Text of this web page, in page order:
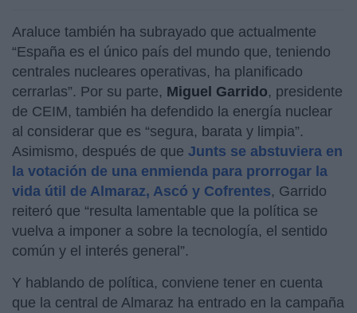
Araluce también ha subrayado que actualmente
“España es el único país del mundo que, teniendo
centrales nucleares operativas, ha planificado
cerrarlas”. Por su parte, Miguel Garrido, presidente
de CEIM, también ha defendido la energía nuclear
al considerar que es “segura, barata y limpia”.
Asimismo, después de que Junts se abstuviera en
la votación de una enmienda para prorrogar la
vida útil de Almaraz, Ascó y Cofrentes, Garrido
reiteró que “resulta lamentable que la política se
vuelva a imponer a sobre la tecnología, el sentido
común y el interés general”.
Y hablando de política, conviene tener en cuenta
que la central de Almaraz ha entrado en la campaña